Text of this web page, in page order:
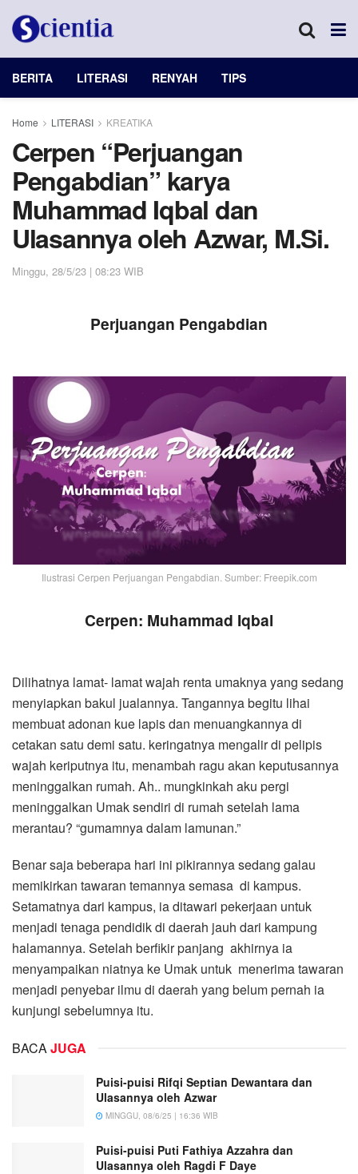
BERITA LITERASI RENYAH TIPS
Home LITERASI KREATIKA
Cerpen “Perjuangan
Pengabdian” karya
Muhammad Iqbal dan
Ulasannya oleh Azwar, M.Si.
Minggu, 28/5/23 | 08:23 WIB
Perjuangan Pengabdian
Ilustrasi Cerpen Perjuangan Pengabdian. Sumber: Freepik.com
Cerpen: Muhammad Iqbal
Dilihatnya lamat- lamat wajah renta umaknya yang sedang
menyiapkan bakul jualannya. Tangannya begitu lihai
membuat adonan kue lapis dan menuangkannya di
cetakan satu demi satu. keringatnya mengalir di pelipis
wajah keriputnya itu, menambah ragu akan keputusannya
meninggalkan rumah. Ah.. mungkinkah aku pergi
meninggalkan Umak sendiri di rumah setelah lama
merantau? “gumamnya dalam lamunan.”
Benar saja beberapa hari ini pikirannya sedang galau
memikirkan tawaran temannya semasa di kampus.
Setamatnya dari kampus, ia ditawari pekerjaan untuk
menjadi tenaga pendidik di daerah jauh dari kampung
halamannya. Setelah berfikir panjang akhirnya ia
menyampaikan niatnya ke Umak untuk menerima tawaran
menjadi penyebar ilmu di daerah yang belum pernah ia
kunjungi sebelumnya itu.
BACAJUGA
Puisi-puisi Rifqi Septian Dewantara dan
Ulasannya oleh Azwar
MINGGU, 08/6/25 | 16:36 WIB
Puisi-puisi Puti Fathiya Azzahra dan
Ulasannya oleh Ragdi F Daye